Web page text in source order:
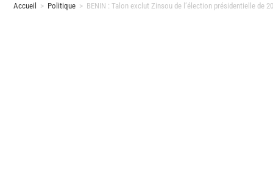
Accueil > Politique > BENIN : Talon exclut Zinsou de l’élection présidentielle de